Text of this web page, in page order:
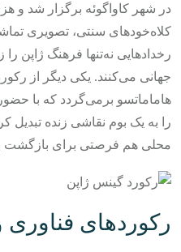
در شهر کاواگوئه برگزار شد و
کلاه‌خودهای سنتی، تصویری
رخدادهایی نه‌تنها فرهنگ ژاپن را
جهانی می‌کنند.یکی دیگر از
هاماماتسو برمی‌گردد که با حضور
را به یک بوم نقاشی زنده تبدیل
محلی هم فرصتی برای بازگشت
رکوردهای فناوری